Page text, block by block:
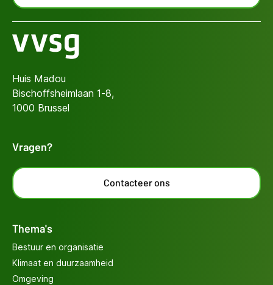
Huis Madou
Bischoffsheimlaan 1-8,
1000 Brussel
Vragen?
Contacteer ons
Thema's
Bestuur en organisatie
Klimaat en duurzaamheid
Omgeving